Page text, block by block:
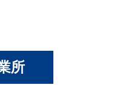
所